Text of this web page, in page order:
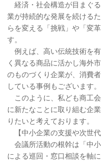
経済・社会構造が目まぐ
業が持続的な発展を続ける
らを変える「挑戦」や「変
す。
例えば、高い伝統技術を
く異なる商品に活かし海外
のものづくり企業が、消費
している事例もございます。
このように、私ども商工
に新たなことに取り組む企
りたいと考えております。
【中小企業の支援や次世代
会議所活動の根幹は「中
による巡回・窓口相談を軸